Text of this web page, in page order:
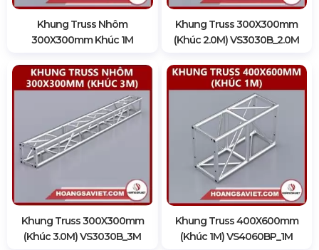
Khung Truss Nhôm
300X300mm Khúc 1M
Khung Truss 300X300mm
(Khúc 2.0M) VS3030B_2.0M
Khung Truss 300X300mm
(Khúc 3.0M) VS3030B_3M
Khung Truss 400X600mm
(Khúc 1M) VS4060BP_1M